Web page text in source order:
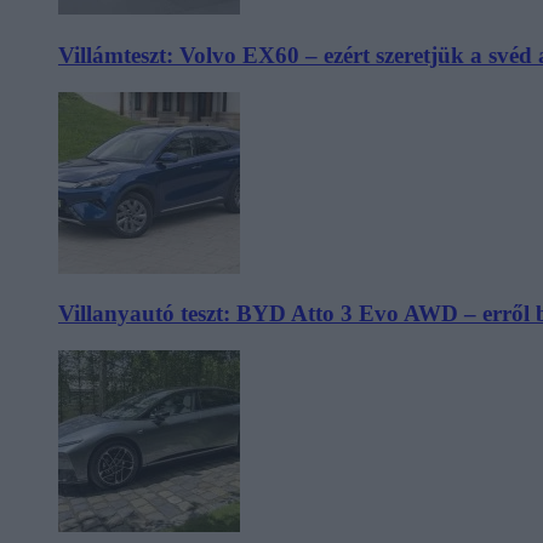
Villámteszt: Volvo EX60 – ezért szeretjük a svéd
Villanyautó teszt: BYD Atto 3 Evo AWD – erről